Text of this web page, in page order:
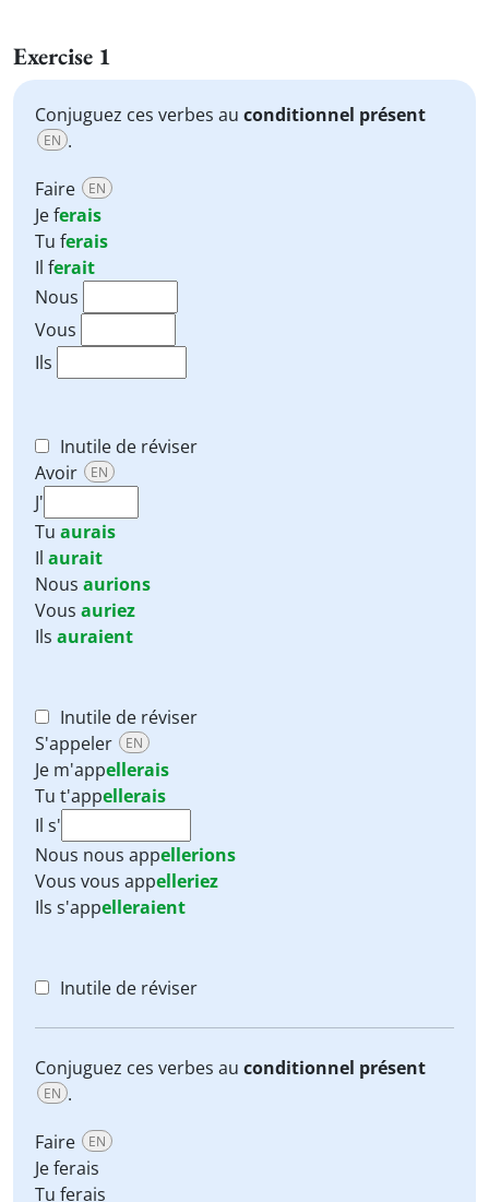
Exercise 1
Conjuguez ces verbes au conditionnel présent
EN .
Faire
EN
Jeferais
Tu ferais
Il ferait
Nous
Vous
Ils
Inutile de réviser
Avoir
EN
J'
Tu aurais
Il aurait
Nous aurions
Vous auriez
Ils auraient
Inutile de réviser
S'appeler
EN
Je m'appellerais
Tu t'appellerais
Il s'
Nous nous appellerions
Vous vous appelleriez
Ils s'appelleraient
Inutile de réviser
Conjuguez ces verbes au conditionnel présent
EN .
Faire
EN
Je ferais
Tu ferais